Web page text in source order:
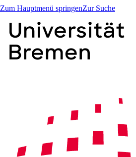
Zum Hauptmenü springenZur Suche